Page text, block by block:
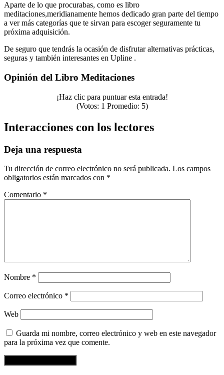
Aparte de lo que procurabas, como es libro
meditaciones,meridianamente hemos dedicado gran parte del tiempo
a ver más categorías que te sirvan para escoger seguramente tu
próxima adquisición.
De seguro que tendrás la ocasión de disfrutar alternativas prácticas,
seguras y también interesantes en Upline .
Opinión del Libro Meditaciones
¡Haz clic para puntuar esta entrada!
(Votos: 1 Promedio: 5)
Interacciones con los lectores
Deja una respuesta
Tu dirección de correo electrónico no será publicada. Los campos
obligatorios están marcados con *
Comentario *
Nombre *
Correo electrónico *
Web
Guarda mi nombre, correo electrónico y web en este navegador
para la próxima vez que comente.